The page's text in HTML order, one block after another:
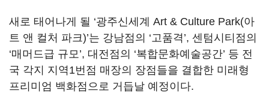
새로 태어나게 될 ‘광주신세계 Art & Culture Park(아
트 앤 컬처 파크)’는 강남점의 ‘고품격’, 센텀시티점의
‘매머드급 규모’, 대전점의 ‘복합문화예술공간’ 등 전
국 각지 지역1번점 매장의 장점들을 결합한 미래형
프리미엄 백화점으로 거듭날 예정이다.